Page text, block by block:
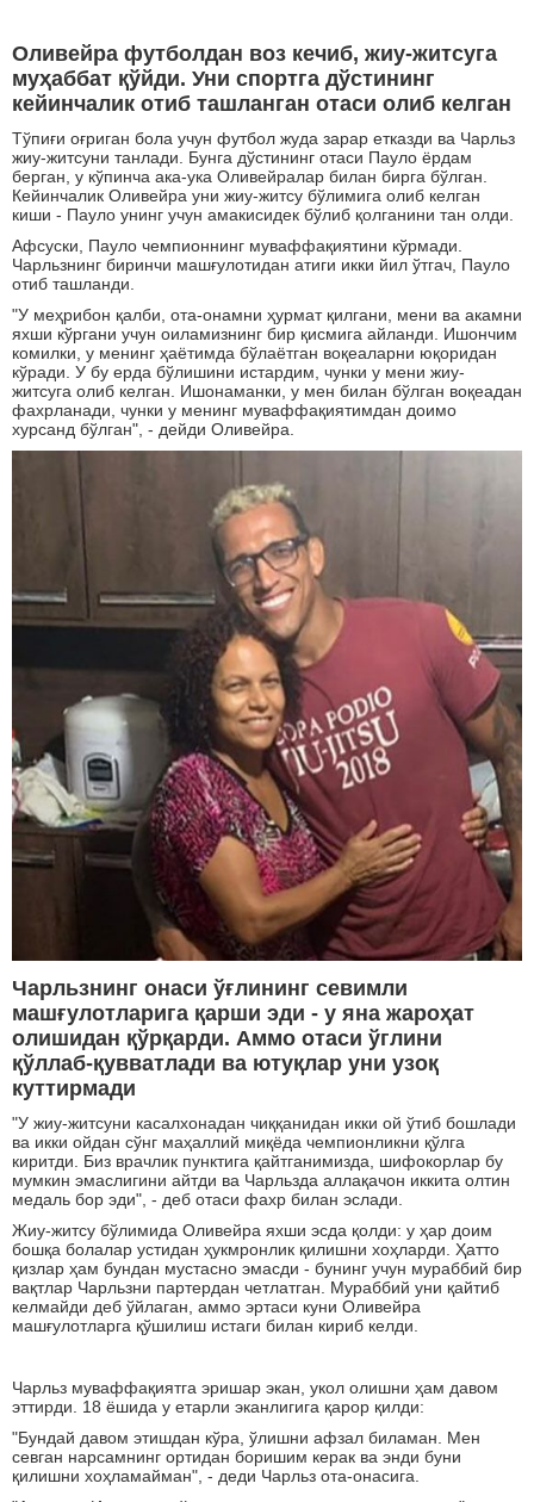
Оливейра футболдан воз кечиб, жиу-житсуга
муҳаббат қўйди. Уни спортга дўстининг
кейинчалик отиб ташланган отаси олиб келган
Тўпиғи оғриган бола учун футбол жуда зарар етказди ва Чарльз
жиу-житсуни танлади. Бунга дўстининг отаси Пауло ёрдам
берган, у кўпинча ака-ука Оливейралар билан бирга бўлган.
Кейинчалик Оливейра уни жиу-житсу бўлимига олиб келган
киши - Пауло унинг учун амакисидек бўлиб қолганини тан олди.
Афсуски, Пауло чемпионнинг муваффақиятини кўрмади.
Чарльзнинг биринчи машғулотидан атиги икки йил ўтгач, Пауло
отиб ташланди.
"У меҳрибон қалби, ота-онамни ҳурмат қилгани, мени ва акамни
яхши кўргани учун оиламизнинг бир қисмига айланди. Ишончим
комилки, у менинг ҳаётимда бўлаётган воқеаларни юқоридан
кўради. У бу ерда бўлишини истардим, чунки у мени жиу-
житсуга олиб келган. Ишонаманки, у мен билан бўлган воқеадан
фахрланади, чунки у менинг муваффақиятимдан доимо
хурсанд бўлган", - дейди Оливейра.
Чарльзнинг онаси ўғлининг севимли
машғулотларига қарши эди - у яна жароҳат
олишидан қўрқарди. Аммо отаси ўглини
қўллаб-қувватлади ва ютуқлар уни узоқ
куттирмади
"У жиу-житсуни касалхонадан чиққанидан икки ой ўтиб бошлади
ва икки ойдан сўнг маҳаллий миқёда чемпионликни қўлга
киритди. Биз врачлик пунктига қайтганимизда, шифокорлар бу
мумкин эмаслигини айтди ва Чарльзда аллақачон иккита олтин
медаль бор эди", - деб отаси фахр билан эслади.
Жиу-житсу бўлимида Оливейра яхши эсда қолди: у ҳар доим
бошқа болалар устидан ҳукмронлик қилишни хоҳларди. Ҳатто
қизлар ҳам бундан мустасно эмасди - бунинг учун мураббий бир
вақтлар Чарльзни партердан четлатган. Мураббий уни қайтиб
келмайди деб ўйлаган, аммо эртаси куни Оливейра
машғулотларга қўшилиш истаги билан кириб келди.
Чарльз муваффақиятга эришар экан, укол олишни ҳам давом
эттирди. 18 ёшида у етарли эканлигига қарор қилди:
"Бундай давом этишдан кўра, ўлишни афзал биламан. Мен
севган нарсамнинг ортидан боришим керак ва энди буни
қилишни хоҳламайман", - деди Чарльз ота-онасига.